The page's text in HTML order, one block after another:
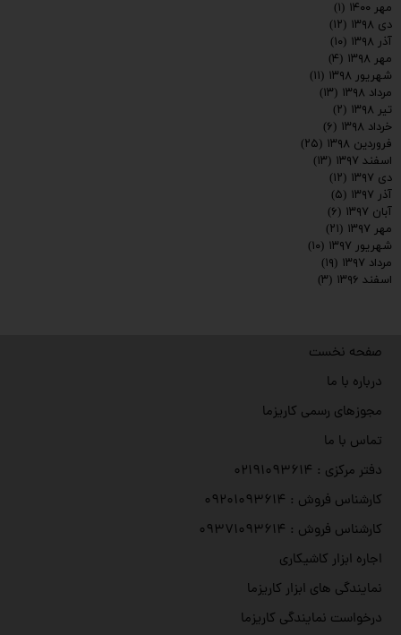
مهر ۱۴۰۰
(۱)
دی ۱۳۹۸
(۱۲)
آذر ۱۳۹۸
(۱۰)
مهر ۱۳۹۸
(۴)
شهریور ۱۳۹۸
(۱۱)
مرداد ۱۳۹۸
(۱۳)
تیر ۱۳۹۸
(۲)
خرداد ۱۳۹۸
(۶)
فروردین ۱۳۹۸
(۲۵)
اسفند ۱۳۹۷
(۱۳)
دی ۱۳۹۷
(۱۲)
آذر ۱۳۹۷
(۵)
آبان ۱۳۹۷
(۶)
مهر ۱۳۹۷
(۲۱)
شهریور ۱۳۹۷
(۱۰)
مرداد ۱۳۹۷
(۱۹)
اسفند ۱۳۹۶
(۳)
صفحه نخست
درباره با ما
مجوزهای رسمی کاریزما
تماس با ما
دفتر مرکزی : ۰۲۱۹۱۰۹۳۶۱۴
کارشناس فروش : ۰۹۲۰۱۰۹۳۶۱۴
کارشناس فروش : ۰۹۳۷۱۰۹۳۶۱۴
اجاره ابزار کاشیکاری
نمایندگی های ابزار کاریزما
درخواست نمایندگی کاریزما